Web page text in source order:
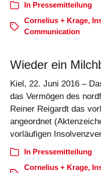
In Pressemitteilung
Cornelius + Krage,
Communication
Wieder ein
Kiel, 22. Juni 2016 –
das Vermögen des
Reiner Reigardt das
angeordnet
vorläufigen
In Pressemitteilung
Cornelius + Krage,